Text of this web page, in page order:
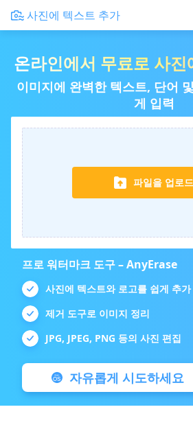
사진에 텍스트 추가
온라인에서 무료로 사
이미지에 완벽한 텍스트, 단어
게 입력
파일을 업로드
프로 워터마크 도구 – AnyErase
사진에 텍스트와 로고를 쉽게 추가
제거 도구로 이미지 정리
JPG, JPEG, PNG 등의 사진 편집
자유롭게 시도하세요